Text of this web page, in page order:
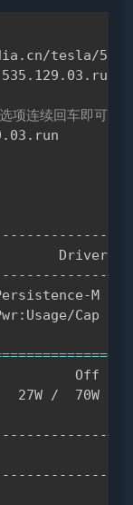
项连续回车即可
Driver
M
Cap
=============+
Off
/  70W